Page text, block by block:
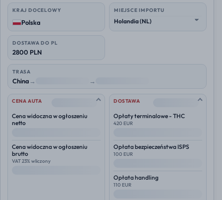
KRAJ DOCELOWY
Polska
MIEJSCE IMPORTU
DOSTAWA DO PL
2800 PLN
TRASA
China→ →
CENA AUTA --
Cena widoczna w ogłoszeniu
netto
Cena widoczna w ogłoszeniu
brutto
VAT 23% wliczony
DOSTAWA --
Opłaty terminalowe - THC
420 EUR
Opłata bezpieczeństwa ISPS
100 EUR
Opłata handling
110 EUR